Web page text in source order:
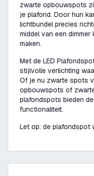
zwarte opbouwspots
je plafond. Door hun
lichtbundel precies
middel van een
maken.
Met de LED
stijlvolle verlichting
Of je nu zwarte spots
opbouwspots of
plafondspots bieden
functionaliteit.
Let op: de plafondspot